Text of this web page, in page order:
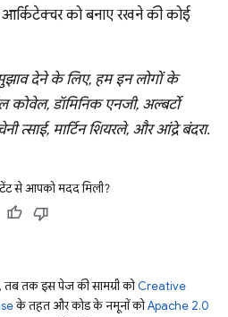
को बनाए रखने की कोई
देने के लिए, हम इन लोगों के
डॉमिनिक एनजी, अल्बर्टो
त्साई, मार्टिन शियरले, और आंद्रे बंदरा.
से आपको मदद मिली?
तक इस पेज की सामग्री कोCreative
के तहत और कोड के नमूनों कोApache 2.0